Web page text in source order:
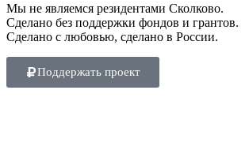
Мы не являемся резидентами Сколково.
Сделано без поддержки фондов и грантов.
Сделано с любовью, сделано в России.
Поддержать проект